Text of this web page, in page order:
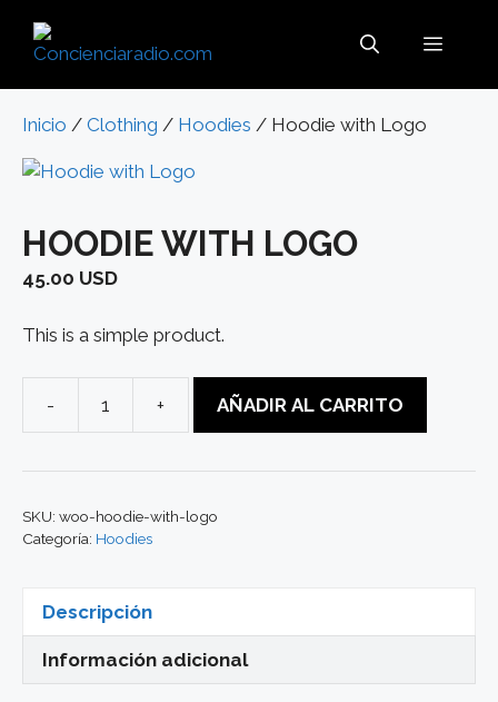
MENÚ
Inicio / Clothing / Hoodies / Hoodie with Logo
HOODIE WITH LOGO
45.00 USD
This is a simple product.
-
Hoodie
Logo
+ AÑADIR AL CARRITO
SKU: woo-hoodie-with-logo
Categoría: Hoodies
Descripción
Información adicional